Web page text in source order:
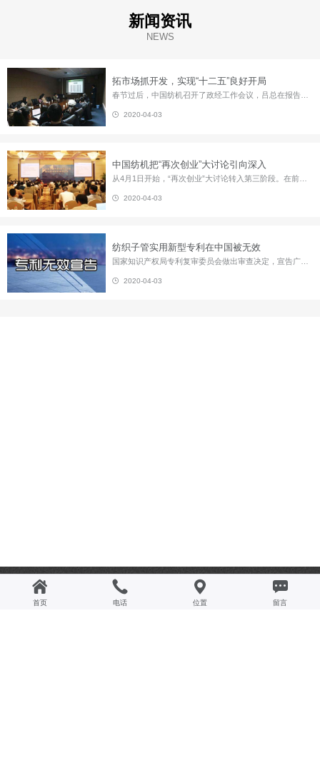
新闻资讯
NEWS
拓市场抓开发，实现“十二五”良好开局
春节过后，中国纺机召开了政经工作会议，吕总在报告中提出了2011年经营目标，强调要以创业精神开展工作。与会干部员工认为，报告符合中国纺机当前实际，切点得当，措施有力，是中国纺机实现“十二五”良好开局坚实的第一步。 就中纺机目前的状况而言，优势主要体现在三个方面：首先，纺机是我国最早制造织布机的专业企业。自生产中国第一台自动织机始为中国纺织行业的发展作出了重大贡献，从一定意义上说是中国织...
2020-04-03
中国纺机把“再次创业”大讨论引向深入
从4月1日开始，“再次创业”大讨论转入第三阶段。在前两阶段，经过宣传动员、形势任务教育、确定讨论主题、建立交流平台和广泛的学习讨论，激起了中国纺机干部职工对公司“重新开始、再争第一”的热情。综合各部门党支部反馈情况，不难看出，一份份发言材料，坦露了职工关注企业的心迹，一个个信心、责任的表白，释放出了职工对中国纺机这一老字号企业再次崛起的期待和决心。 中国纺机党委...
2020-04-03
纺织子管实用新型专利在中国被无效
国家知识产权局专利复审委员会做出审查决定，宣告广州市通柏通信设备有限公司的201220229261.7号实用新型专利相对于先前技术不具备创造性，全部无效。 该实用新型专利于2012年申请并命名为“光电缆保护管”，其实和通信行业常用的纺织子管相关。 在广州通柏的实用新型专利被无效后不久，于12月25日，专利复审委员会再次做出审查决定，宣告常州南玻复合材料有限公司的2012204928...
2020-04-03
首页 电话 位置 留言